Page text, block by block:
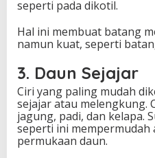
seperti pada dikotil.
Hal ini membuat batang
namun kuat, seperti
3. Daun Sejajar
Ciri yang paling mudah
sejajar atau melengkung.
jagung, padi, dan kelapa.
seperti ini
permukaan daun.